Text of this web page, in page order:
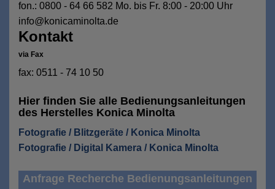
fon.: 0800 - 64 66 582 Mo. bis Fr. 8:00 - 20:00 Uhr
info@konicaminolta.de
Kontakt
via Fax
fax: 0511 - 74 10 50
Hier finden Sie alle Bedienungsanleitungen
des Herstelles Konica Minolta
Fotografie / Blitzgeräte / Konica Minolta
Fotografie / Digital Kamera / Konica Minolta
Anfrage Recherche Bedienungsanleitungen